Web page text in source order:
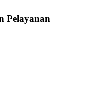
Pelayanan